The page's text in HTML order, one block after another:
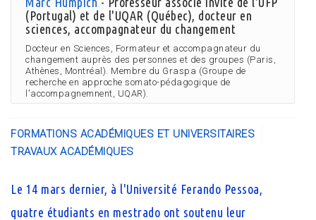
(Portugal) et de l'UQAR (Québec), docteur en
sciences, accompagnateur du changement
Docteur en Sciences, Formateur et accompagnateur du
changement auprès des personnes et des groupes (Paris,
Athènes, Montréal). Membre du Graspa (Groupe de
recherche en approche somato-pédagogique de
l'accompagnemnent, UQAR).
FORMATIONS ACADÉMIQUES ET UNIVERSITAIRES
TRAVAUX ACADÉMIQUES
Le 14 mars dernier, à l'Université Ferando Pessoa,
quatre étudiants en mestrado ont soutenu leur